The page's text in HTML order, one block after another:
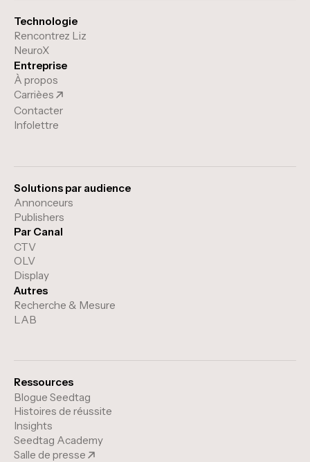
Technologie
Rencontrez Liz
NeuroX
Entreprise
À propos
Carrièes
Contacter
Infolettre
Solutions par audience
Annonceurs
Publishers
Par Canal
CTV
OLV
Display
Autres
Recherche & Mesure
LAB
Ressources
Blogue Seedtag
Histoires de réussite
Insights
Seedtag Academy
Salle de presse